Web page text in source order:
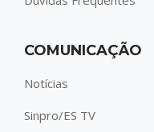
COMUNICAÇÃO
Notícias
Sinpro/ES TV